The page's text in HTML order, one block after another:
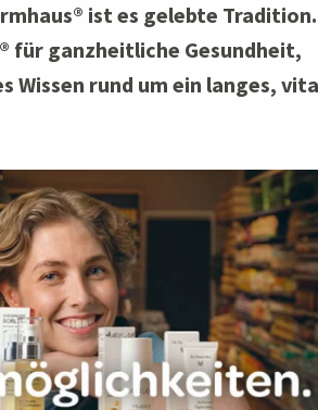
ist es gelebte
für ganzheitliche Gesundheit,
rund um ein langes,